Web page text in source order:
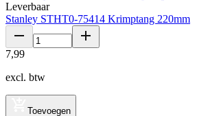
Leverbaar
Stanley STHT0-75414 Krimptang 220mm
7,99
excl. btw
Toevoegen